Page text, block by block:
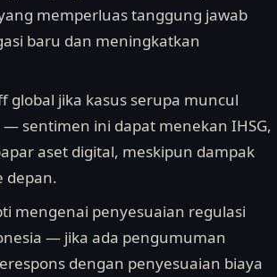
memperluas tanggung jawab
baru dan meningkatkan
global jika kasus serupa muncul
sentimen ini dapat menekan IHSG,
aset digital, meskipun dampak
depan.
mengenai penyesuaian regulasi
— jika ada pengumuman
dengan penyesuaian biaya